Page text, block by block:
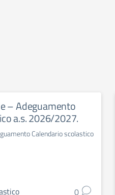
– Adeguamento
a.s. 2026/2027.
Calendario scolastico
0